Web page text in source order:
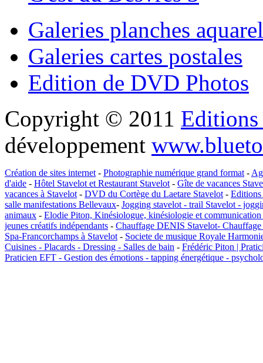
Galeries planches
Galeries cartes postales
Edition de DVD Photos
Copyright © 2011
développement
Création de sites internet - Photographie numérique grand format -
d'aide - Hôtel Stavelot et Restaurant Stavelot - Gîte de vacances
vacances à Stavelot - DVD du Cortège du Laetare Stavelot - Editions
salle manifestations Bellevaux- Jogging stavelot - trail Stavelot -
animaux - Elodie Piton, Kinésiologue, kinésiologie et communication
jeunes créatifs indépendants - Chauffage DENIS Stavelot-
Spa-Francorchamps à Stavelot - Societe de musique Royale
Cuisines - Placards - Dressing - Salles de bain - Frédéric Piton |
Praticien EFT - Gestion des émotions - tapping énergétique -